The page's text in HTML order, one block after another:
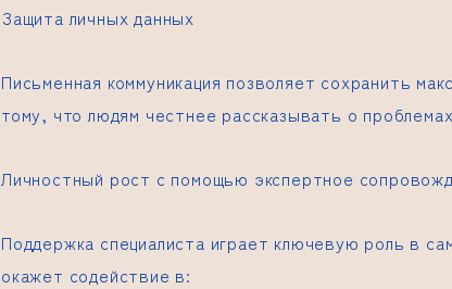
Защита личных данных
Письменная коммуникация позволяет сохранить
тому, что людям честнее рассказывать о
Личностный рост с помощью экспертное
Поддержка специалиста играет ключевую роль в
окажет содействие в: